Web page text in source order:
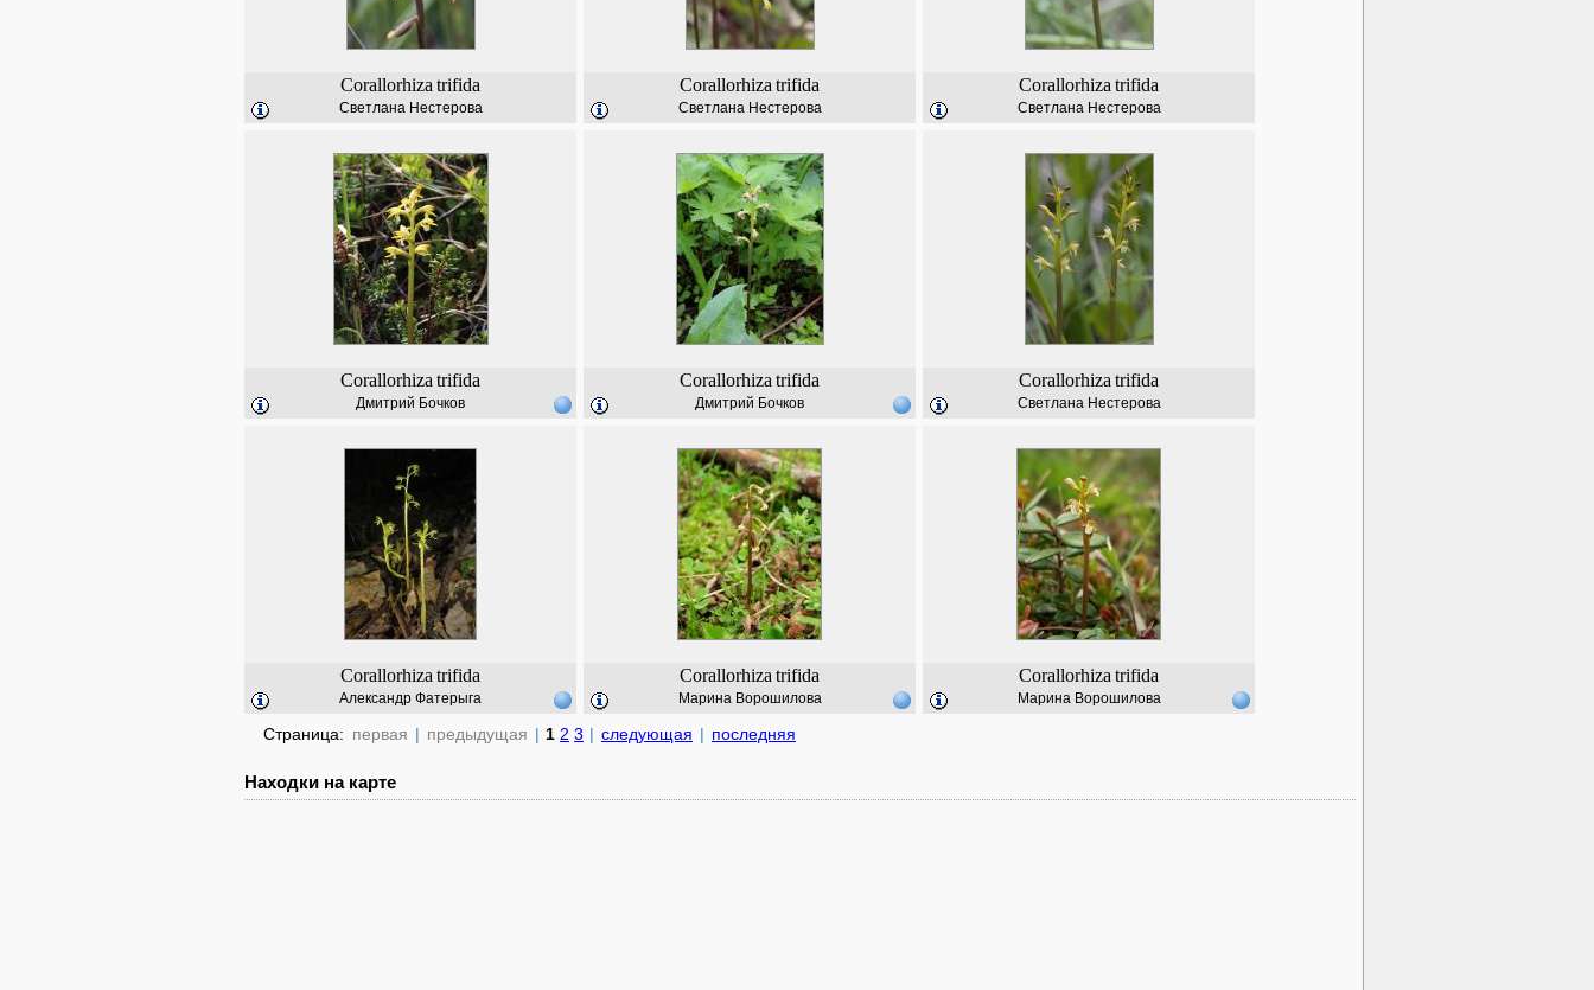
Corallorhiza trifida
Светлана Нестерова
Corallorhiza trifida
Светлана Нестерова
Corallorhiza trifida
Светлана Нестерова
Corallorhiza trifida
Дмитрий Бочков
Corallorhiza trifida
Дмитрий Бочков
Corallorhiza trifida
Светлана Нестерова
Corallorhiza trifida
Александр Фатерыга
Corallorhiza trifida
Марина Ворошилова
Corallorhiza trifida
Марина Ворошилова
Страница: первая | предыдущая | 1 2 3 | следующая | последняя
Находки на карте